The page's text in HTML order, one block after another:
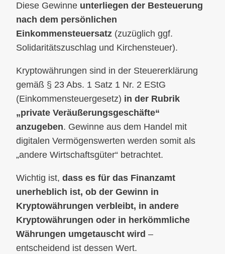
Diese Gewinne unterliegen der Besteuerung
nach dem persönlichen
Einkommensteuersatz (zuzüglich ggf.
Solidaritätszuschlag und Kirchensteuer).
Kryptowährungen sind in der Steuererklärung
gemäß § 23 Abs. 1 Satz 1 Nr. 2 EStG
(Einkommensteuergesetz) in der Rubrik
„private Veräußerungsgeschäfte“
anzugeben. Gewinne aus dem Handel mit
digitalen Vermögenswerten werden somit als
„andere Wirtschaftsgüter“ betrachtet.
Wichtig ist, dass es für das Finanzamt
unerheblich ist, ob der Gewinn in
Kryptowährungen verbleibt, in andere
Kryptowährungen oder in herkömmliche
Währungen umgetauscht wird –
entscheidend ist dessen Wert.